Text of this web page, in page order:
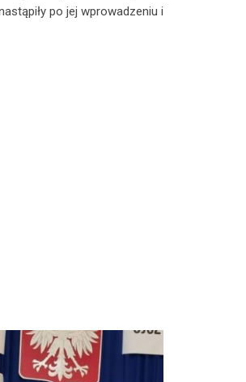
po jej wprowadzeniu i